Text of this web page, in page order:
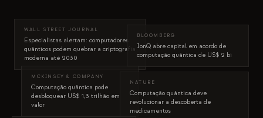
QCaMP Quantum Fundamentals Workshop
Undergraduate Quantum Education
Whitepaper técnico
WALL STREET JOURNAL
Especialistas alertam: computadores
quânticos podem quebrar a criptografia
moderna até 2030
BLOOMBERG
IonQ abre capital em acordo de
computação quântica de US$ 2 bi
MCKINSEY & COMPANY
Computação quântica pode
desbloquear US$ 1,3 trilhão em
valor
NATURE
Computação quântica deve
revolucionar a descoberta de
medicamentos